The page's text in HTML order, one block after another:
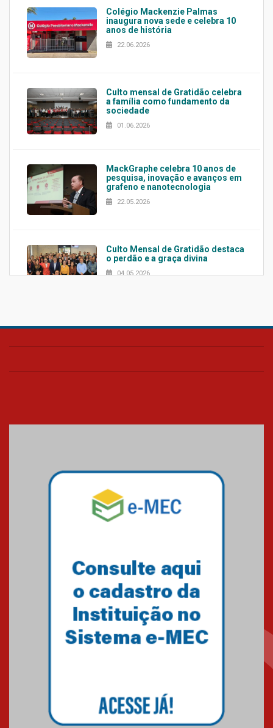
Colégio Mackenzie Palmas
inaugura nova sede e celebra 10
anos de história
22.06.2026
Culto mensal de Gratidão celebra
a família como fundamento da
sociedade
01.06.2026
MackGraphe celebra 10 anos de
pesquisa, inovação e avanços em
grafeno e nanotecnologia
22.05.2026
Culto Mensal de Gratidão destaca
o perdão e a graça divina
04.05.2026
Confira como foi o culto mensal
Mackenzie mobiliza campanha
solidária para apoiar famílias em
Minas Gerais
Primeiro culto do ano ressalta o
27.02.2026